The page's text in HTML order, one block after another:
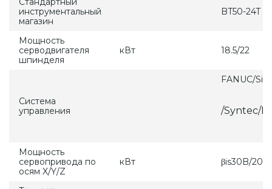
инструментальный
магазин
BT50-24T
Мощность
серводвигателя
шпинделя
кВт 18.5/22
Система
управления
FANUC/
/Syntec/
Мощность
сервопривода по
осям X/Y/Z
кВт βis30B/